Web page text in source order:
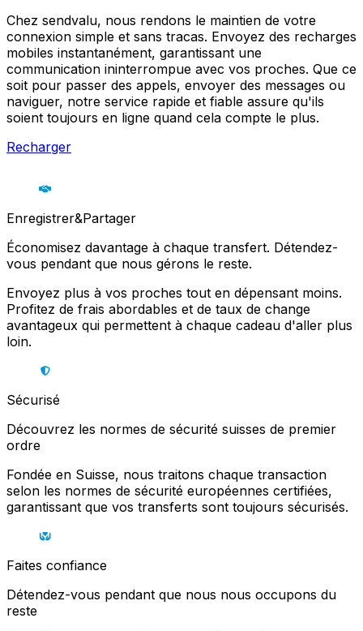
Chez sendvalu, nous rendons le maintien de votre
connexion simple et sans tracas. Envoyez des recharges
mobiles instantanément, garantissant une
communication ininterrompue avec vos proches. Que ce
soit pour passer des appels, envoyer des messages ou
naviguer, notre service rapide et fiable assure qu'ils
soient toujours en ligne quand cela compte le plus.
Recharger
Enregistrer&Partager
Économisez davantage à chaque transfert. Détendez-
vous pendant que nous gérons le reste.
Envoyez plus à vos proches tout en dépensant moins.
Profitez de frais abordables et de taux de change
avantageux qui permettent à chaque cadeau d'aller plus
loin.
Sécurisé
Découvrez les normes de sécurité suisses de premier
ordre
Fondée en Suisse, nous traitons chaque transaction
selon les normes de sécurité européennes certifiées,
garantissant que vos transferts sont toujours sécurisés.
Faites confiance
Détendez-vous pendant que nous nous occupons du
reste